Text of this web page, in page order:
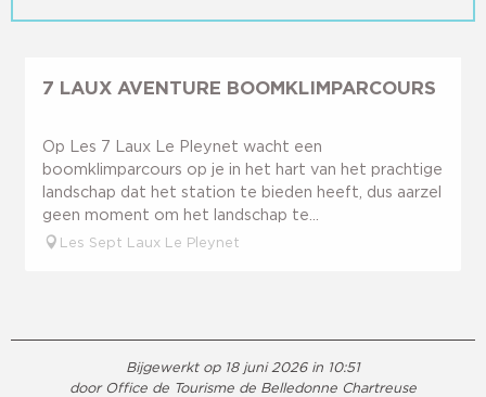
7 LAUX AVENTURE BOOMKLIMPARCOURS
Op Les 7 Laux Le Pleynet wacht een
boomklimparcours op je in het hart van het prachtige
landschap dat het station te bieden heeft, dus aarzel
geen moment om het landschap te...
Les Sept Laux Le Pleynet
Bijgewerkt op 18 juni 2026 in 10:51
door Office de Tourisme de Belledonne Chartreuse